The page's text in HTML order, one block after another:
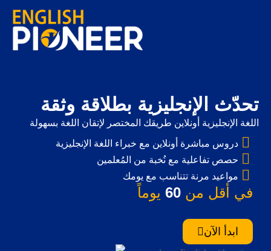
تحدّث الإنجليزية بطلاقة وثقة
اللغة الإنجليزية أونلاين طريقك المختصر لإتقان اللغة بسهولة
في أقل من 60 يوماً
ابدأ الآن